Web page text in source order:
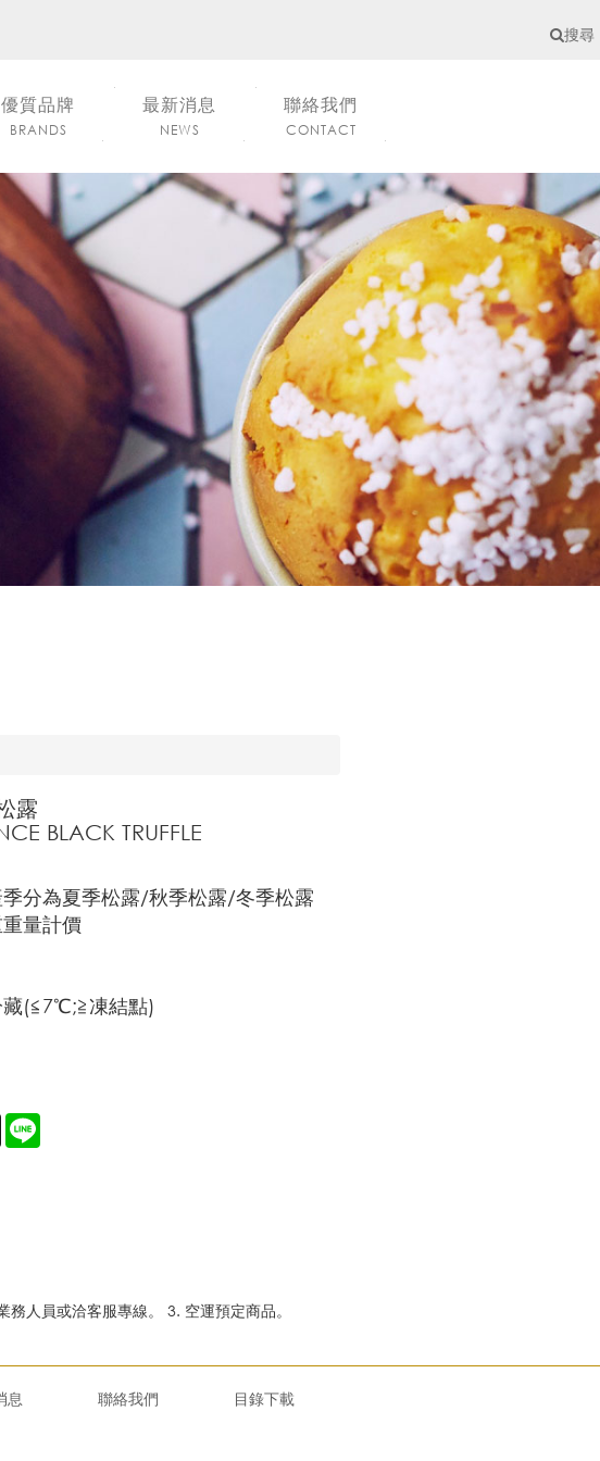
搜尋
優質品牌
BRANDS
最新消息
NEWS
聯絡我們
CONTACT
露
BLACK TRUFFLE
分為夏季松露/秋季松露/冬季松露
量計價
藏(≦7℃;≧凍結點)
X
人員或洽客服專線。 3. 空運預定商品。
息 聯絡我們 目錄下載